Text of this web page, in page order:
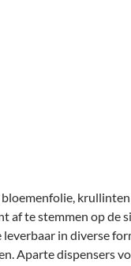
af te stemmen op de
in diverse
Aparte dispensers